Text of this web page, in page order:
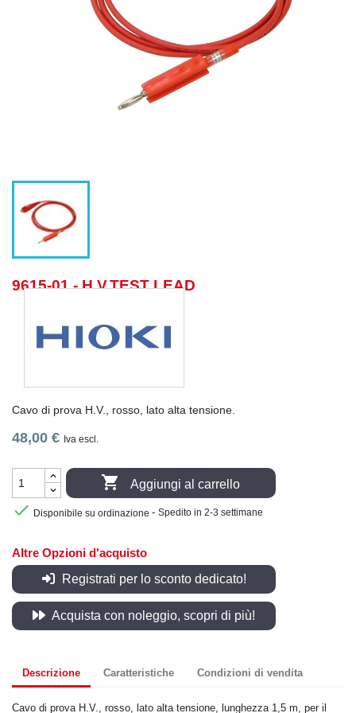
9615-01 - H.V.TEST LEAD
Cavo di prova H.V., rosso, lato alta tensione.
48,00 € Iva escl.
 Aggiungi al carrello
 Disponibile su ordinazione - Spedito in 2-3 settimane
Altre Opzioni d'acquisto
Registrati per lo sconto dedicato!
Acquista con noleggio, scopri di più!
Descrizione Caratteristiche Condizioni di vendita
Cavo di prova H.V., rosso, lato alta tensione, lunghezza 1,5 m, per il